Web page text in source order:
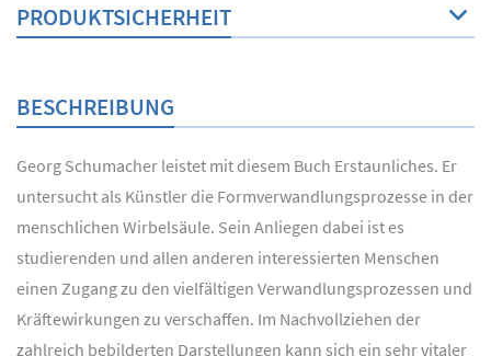
PRODUKTSICHERHEIT
BESCHREIBUNG
Georg Schumacher leistet mit diesem Buch Erstaunliches. Er
untersucht als Künstler die Formverwandlungsprozesse in der
menschlichen Wirbelsäule. Sein Anliegen dabei ist es
studierenden und allen anderen interessierten Menschen
einen Zugang zu den vielfältigen Verwandlungsprozessen und
Kräftewirkungen zu verschaffen. Im Nachvollziehen der
zahlreich bebilderten Darstellungen kann sich ein sehr vitaler